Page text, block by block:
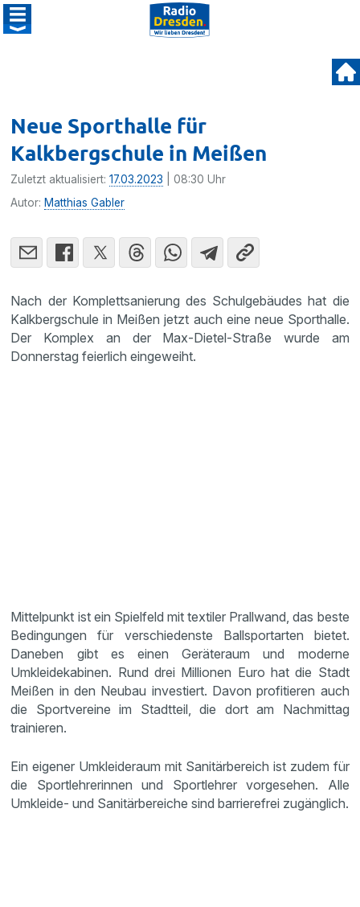
Neue Sporthalle für
Kalkbergschule in Meißen
Zuletzt aktualisiert:17.03.2023 | 08:30 Uhr
Autor: Matthias Gabler
Nach der Komplettsanierung des Schulgebäudes hat die
Kalkbergschule in Meißen jetzt auch eine neue Sporthalle.
Der Komplex an der Max-Dietel-Straße wurde am
Donnerstag feierlich eingeweiht.
Mittelpunkt ist ein Spielfeld mit textiler Prallwand, das beste
Bedingungen für verschiedenste Ballsportarten bietet.
Daneben gibt es einen Geräteraum und moderne
Umkleidekabinen. Rund drei Millionen Euro hat die Stadt
Meißen in den Neubau investiert. Davon profitieren auch
die Sportvereine im Stadtteil, die dort am Nachmittag
trainieren.
Ein eigener Umkleideraum mit Sanitärbereich ist zudem für
die Sportlehrerinnen und Sportlehrer vorgesehen. Alle
Umkleide- und Sanitärbereiche sind barrierefrei zugänglich.